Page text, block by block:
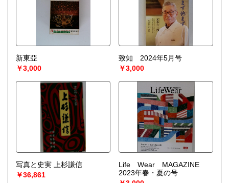
新東亞
￥3,000
致知 2024年5月号
￥3,000
写真と史実 上杉謙信
￥36,861
Life Wear MAGAZINE
2023年春・夏の号